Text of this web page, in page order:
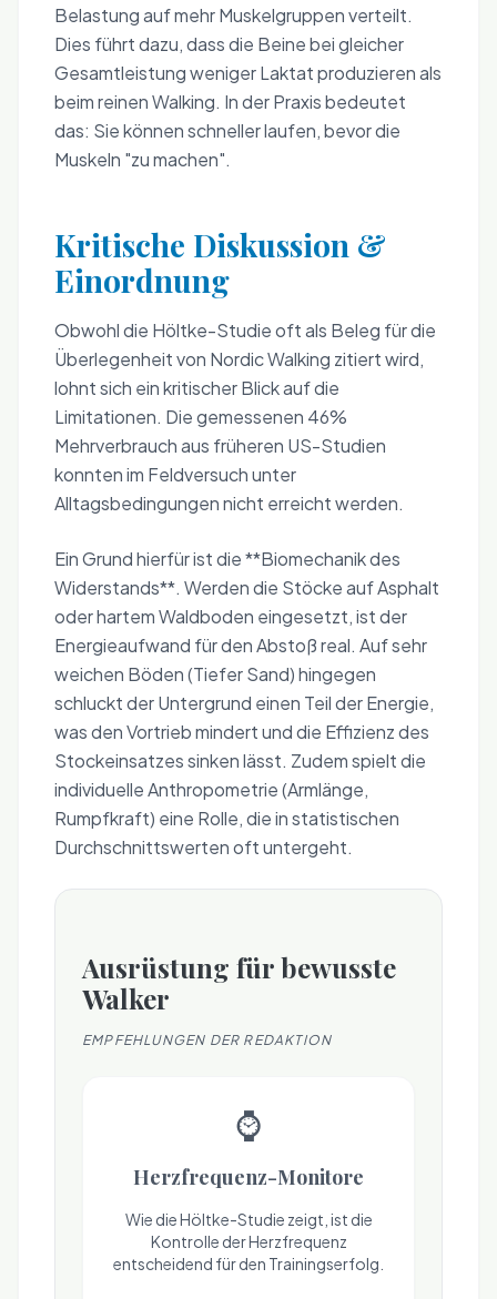
Belastung auf mehr Muskelgruppen verteilt.
Dies führt dazu, dass die Beine bei gleicher
Gesamtleistung weniger Laktat produzieren als
beim reinen Walking. In der Praxis bedeutet
das: Sie können schneller laufen, bevor die
Muskeln "zu machen".
Kritische Diskussion &
Einordnung
Obwohl die Höltke-Studie oft als Beleg für die
Überlegenheit von Nordic Walking zitiert wird,
lohnt sich ein kritischer Blick auf die
Limitationen. Die gemessenen 46%
Mehrverbrauch aus früheren US-Studien
konnten im Feldversuch unter
Alltagsbedingungen nicht erreicht werden.
Ein Grund hierfür ist die **Biomechanik des
Widerstands**. Werden die Stöcke auf Asphalt
oder hartem Waldboden eingesetzt, ist der
Energieaufwand für den Abstoß real. Auf sehr
weichen Böden (Tiefer Sand) hingegen
schluckt der Untergrund einen Teil der Energie,
was den Vortrieb mindert und die Effizienz des
Stockeinsatzes sinken lässt. Zudem spielt die
individuelle Anthropometrie (Armlänge,
Rumpfkraft) eine Rolle, die in statistischen
Durchschnittswerten oft untergeht.
Ausrüstung für bewusste
Walker
EMPFEHLUNGEN DER REDAKTION
⌚
Herzfrequenz-Monitore
Wie die Höltke-Studie zeigt, ist die
Kontrolle der Herzfrequenz
entscheidend für den Trainingserfolg.